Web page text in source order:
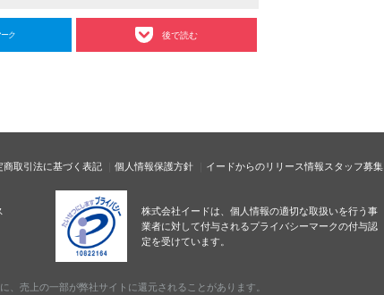
ク 後で読む
商取引法に基づく表記 個人情報保護方針 イードからのリリース情報スタッフ募集
株式会社イードは、個人情報の適切な取扱いを行う事
業者に対して付与されるプライバシーマークの付与認
定を受けています。
売上の一部が弊社サイトに還元されることがあります。